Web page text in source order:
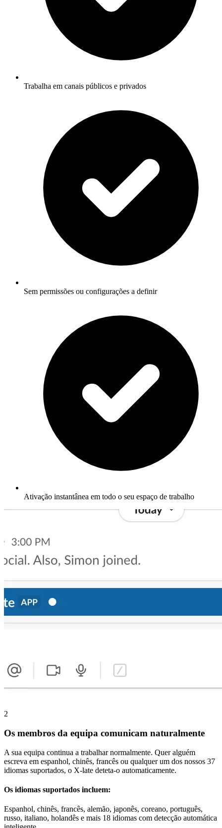
Trabalha em canais públicos e privados
Sem permissões ou configurações a definir
Ativação instantânea em todo o seu espaço de trabalho
2
Os membros da equipa comunicam naturalmente
A sua equipa continua a trabalhar normalmente. Quer alguém
escreva em espanhol, chinês, francês ou qualquer um dos nossos 37
idiomas suportados, o X-late deteta-o automaticamente.
Os idiomas suportados incluem:
Espanhol, chinês, francês, alemão, japonês, coreano, português,
russo, italiano, holandês e mais 18 idiomas com detecção automática